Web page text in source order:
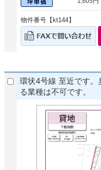
物件番号【kt144】
環状4号線 至近です。
る業種は不可です。